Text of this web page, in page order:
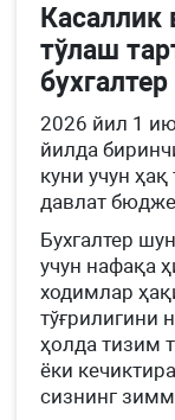
Касаллик
тўлаш
2026 йил 1
йилда
куни учун
давлат
Бухгалтер
учун нафақа
ходимлар
тўғрилигини
ҳолда тизим
ёки
сизнинг